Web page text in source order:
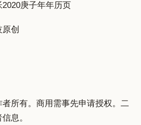
庚子年年历页
创
所有。商用需事先申请授权。二
息。